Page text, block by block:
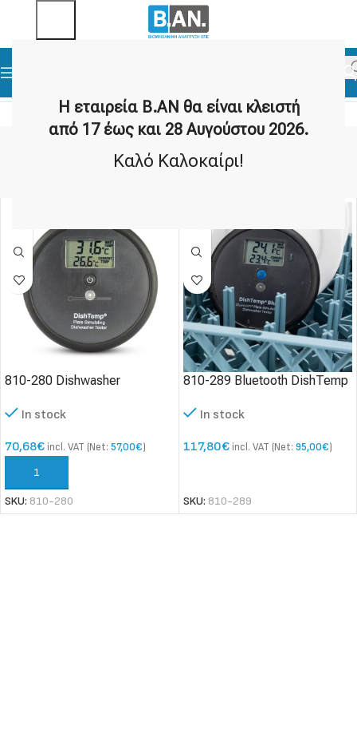
Η εταιρεία Β.ΑΝ θα είναι κλειστή
από 17 έως και 28 Αυγούστου 2026.
Καλό Καλοκαίρι!
810-280 Dishwasher
In stock
70,68€ incl. VAT (Net: 57,00€)
ADD TO CART
SKU: 810-280
810-289 Bluetooth DishTemp
In stock
117,80€ incl. VAT (Net: 95,00€)
SKU: 810-289